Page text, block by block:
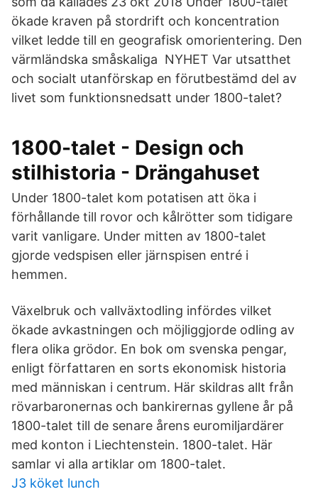
ökade kraven på stordrift och koncentration
vilket ledde till en geografisk omorientering. Den
värmländska småskaliga NYHET Var utsatthet
och socialt utanförskap en förutbestämd del av
livet som funktionsnedsatt under 1800-talet?
1800-talet - Design och
stilhistoria - Drängahuset
Under 1800-talet kom potatisen att öka i
förhållande till rovor och kålrötter som tidigare
varit vanligare. Under mitten av 1800-talet
gjorde vedspisen eller järnspisen entré i
hemmen.
Växelbruk och vallväxtodling infördes vilket
ökade avkastningen och möjliggjorde odling av
flera olika grödor. En bok om svenska pengar,
enligt författaren en sorts ekonomisk historia
med människan i centrum. Här skildras allt från
rövarbaronernas och bankirernas gyllene år på
1800-talet till de senare årens euromiljardärer
med konton i Liechtenstein. 1800-talet. Här
samlar vi alla artiklar om 1800-talet.
J3 köket lunch